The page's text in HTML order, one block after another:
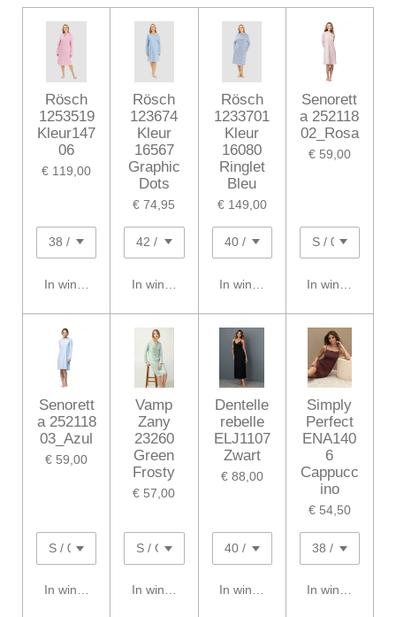
Rösch
1253519
Kleur147
06
€ 119,00
In winkelwagen
Rösch
123674
Kleur
16567
Graphic
Dots
€ 74,95
In winkelwagen
Rösch
1233701
Kleur
16080
Ringlet
Bleu
€ 149,00
In winkelwagen
Senorett
a 252118
02_Rosa
€ 59,00
In winkelwagen
Senorett
a 252118
03_Azul
€ 59,00
In winkelwagen
Vamp
Zany
23260
Green
Frosty
€ 57,00
In winkelwagen
Dentelle
rebelle
ELJ1107
Zwart
€ 88,00
In winkelwagen
Simply
Perfect
ENA140
6
Cappucc
ino
€ 54,50
In winkelwagen